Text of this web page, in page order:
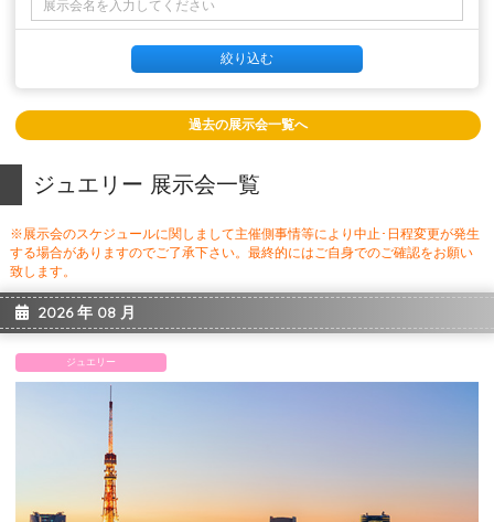
過去の展示会一覧へ
ジュエリー 展示会一覧
※展示会のスケジュールに関しまして主催側事情等により中止･日程変更が発生
する場合がありますのでご了承下さい。最終的にはご自身でのご確認をお願い
致します。
2026 年 08 月
ジュエリー